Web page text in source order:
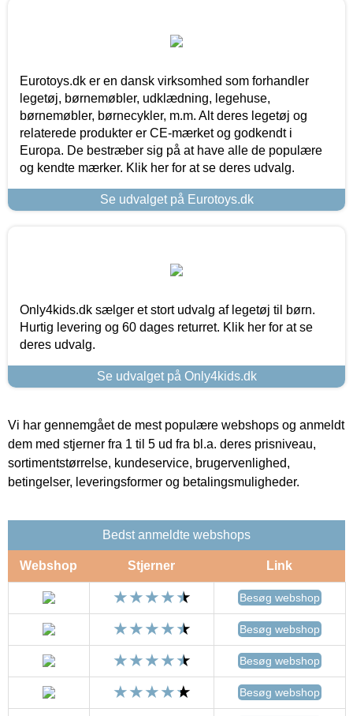
Eurotoys.dk er en dansk virksomhed som forhandler
legetøj, børnemøbler, udklædning, legehuse,
børnemøbler, børnecykler, m.m. Alt deres legetøj og
relaterede produkter er CE-mærket og godkendt i
Europa. De bestræber sig på at have alle de populære
og kendte mærker. Klik her for at se deres udvalg.
Se udvalget på Eurotoys.dk
Only4kids.dk sælger et stort udvalg af legetøj til børn.
Hurtig levering og 60 dages returret. Klik her for at se
deres udvalg.
Se udvalget på Only4kids.dk
Vi har gennemgået de mest populære webshops og anmeldt
dem med stjerner fra 1 til 5 ud fra bl.a. deres prisniveau,
sortimentstørrelse, kundeservice, brugervenlighed,
betingelser, leveringsformer og betalingsmuligheder.
Bedst anmeldte webshops
Webshop Stjerner Link
Besøg webshop
Besøg webshop
Besøg webshop
Besøg webshop